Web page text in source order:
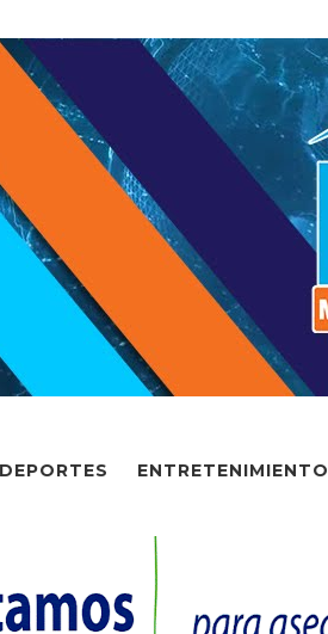
DEPORTES ENTRETENIMIENTO